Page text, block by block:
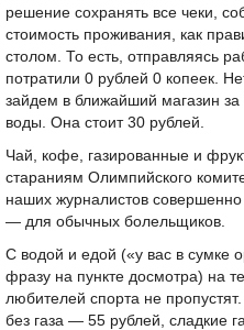
решение сохранять все чеки,
стоимость проживания, как
столом. То есть, отправляясь
потратили 0 рублей 0 копеек.
зайдем в ближайший магазин
воды. Она стоит 30 рублей.
Чай, кофе, газированные и
стараниям Олимпийского
наших журналистов
— для обычных болельщиков.
С водой и едой («у вас в сумке
фразу на пункте досмотра) на
любителей спорта не
без газа — 55 рублей, сладкие